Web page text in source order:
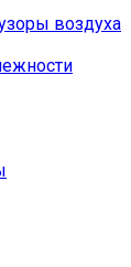
воздуха